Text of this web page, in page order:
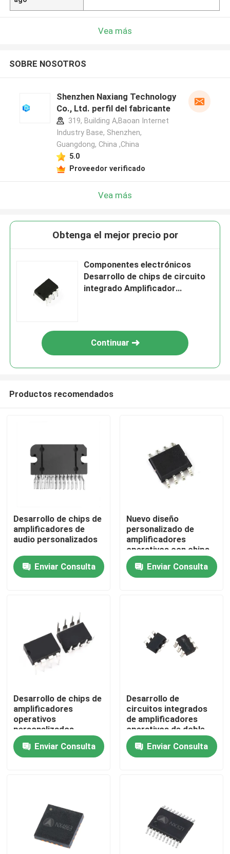
Hogar
Sobre nosotros
Viaje de la fábrica
Éntrenos en contacto con
Circuito integrado personalizado
Desarrollo de circuitos integrados
Asamblea impresa de la placa de circuito
Vea más
SOBRE NOSOTROS
Shenzhen Naxiang Technology
Co., Ltd. perfil del fabricante
319, Building A,Baoan Internet
Industry Base, Shenzhen,
Guangdong, China ,China
5.0
Proveedor verificado
Vea más
Obtenga el mejor precio por
Componentes electrónicos
Desarrollo de chips de circuito
integrado Amplificador
Continuar
Productos recomendados
Desarrollo de chips de
amplificadores de
audio personalizados
Enviar Consulta
Nuevo diseño
personalizado de
amplificadores
operativos con chips
IC
Enviar Consulta
Desarrollo de chips de
amplificadores
operativos
personalizados
Enviar Consulta
Desarrollo de
circuitos integrados
de amplificadores
operativos de doble
vía personalizados
Enviar Consulta